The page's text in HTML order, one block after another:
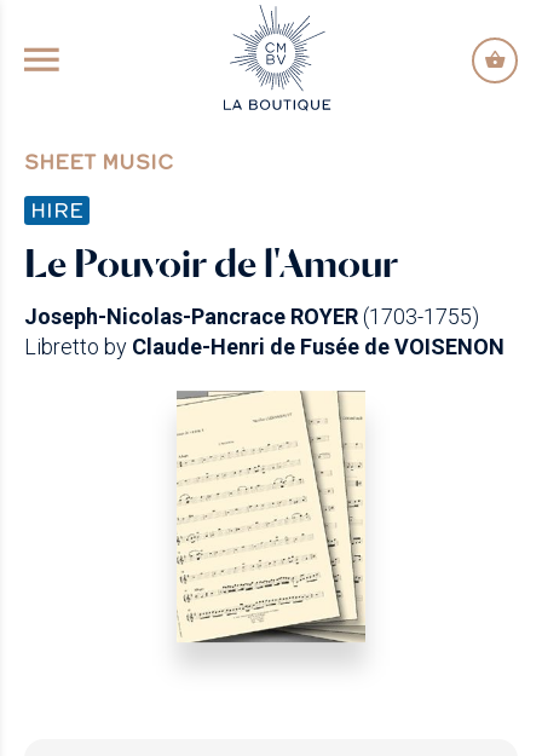
GO TO PRINCIPAL CONTENT
SHEET MUSIC
HIRE
Le Pouvoir de l'Amour
Joseph-Nicolas-Pancrace ROYER(1703-1755)
Libretto by Claude-Henri de Fusée de VOISENON